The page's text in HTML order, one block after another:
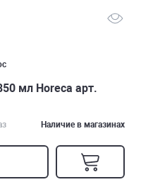
мл Horeca арт.
Наличие в магазинах